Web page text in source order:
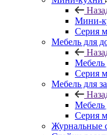
Мини-
Серия
Мебель для
Мебель
Серия
Мебель для
Мебель
Серия
Журнальные